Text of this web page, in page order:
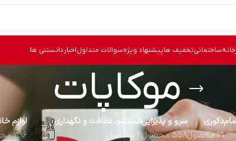
ساختمانیتخفیف هاپیشنهاد ویژهسوالات متداولاخبار دانستنی ها
موکاپات
دکوری
19 محصول
سرو و پذیرایی
558 محصول
شستشو، نظافت و نگهداری
4 محصول
لوازم
396 محصول